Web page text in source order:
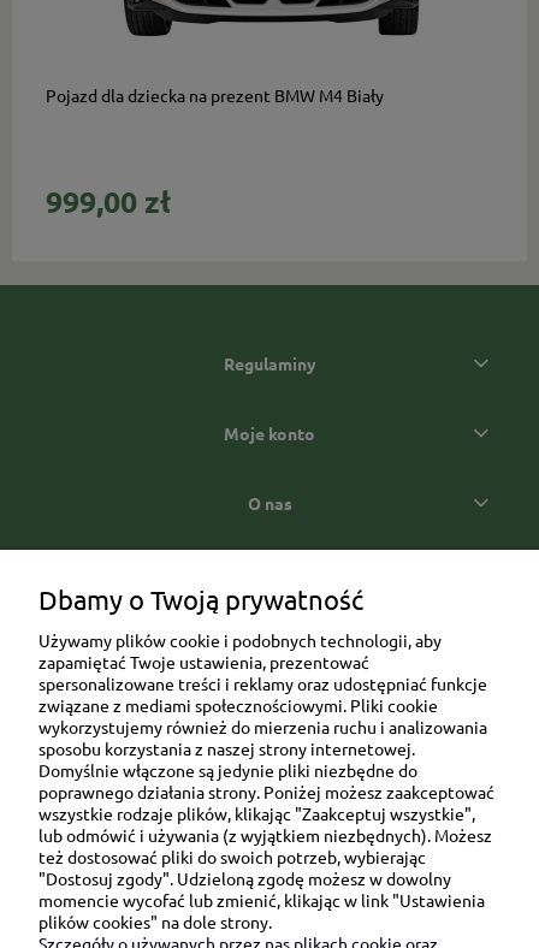
Pojazd dla dziecka na prezent BMW M4 Biały
999,00 zł
do koszyka
Regulaminy
Moje konto
O nas
Ul. Brukowa 6/8 lok. 57/58
91-341 Łódź
NIP: 6751510615
SKONTAKTUJ SIĘ Z NAMI:
Dbamy o Twoją prywatność
Używamy plików cookie i podobnych technologii, aby
zapamiętać Twoje ustawienia, prezentować
spersonalizowane treści i reklamy oraz udostępniać funkcje
związane z mediami społecznościowymi. Pliki cookie
wykorzystujemy również do mierzenia ruchu i analizowania
sposobu korzystania z naszej strony internetowej.
Domyślnie włączone są jedynie pliki niezbędne do
poprawnego działania strony. Poniżej możesz zaakceptować
wszystkie rodzaje plików, klikając "Zaakceptuj wszystkie",
lub odmówić i używania (z wyjątkiem niezbędnych). Możesz
też dostosować pliki do swoich potrzeb, wybierając
"Dostosuj zgody". Udzieloną zgodę możesz w dowolny
momencie wycofać lub zmienić, klikając w link "Ustawienia
plików cookies" na dole strony.
Szczegóły o używanych przez nas plikach cookie oraz